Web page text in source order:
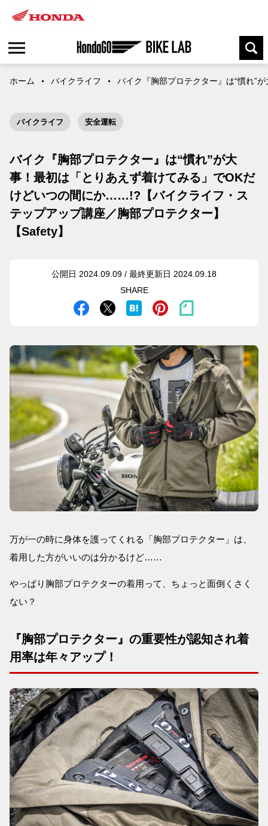
ホーム バイクライフ バイク『胸部プロテクター』は“慣れ”
バイクライフ 安全運転
バイク『胸部プロテクター』は“慣れ”が大
事！最初は「とりあえず着けてみる」でOKだ
けどいつの間にか……!?【バイクライフ・ス
テップアップ講座／胸部プロテクター】
【Safety】
公開日 2024.09.09 / 最終更新日 2024.09.18
SHARE
万が一の時に身体を護ってくれる「胸部プロテクター」は、
着用した方がいいのは分かるけど……
やっぱり胸部プロテクターの着用って、ちょっと面倒くさく
ない？
『胸部プロテクター』の重要性が認知され着
用率は年々アップ！